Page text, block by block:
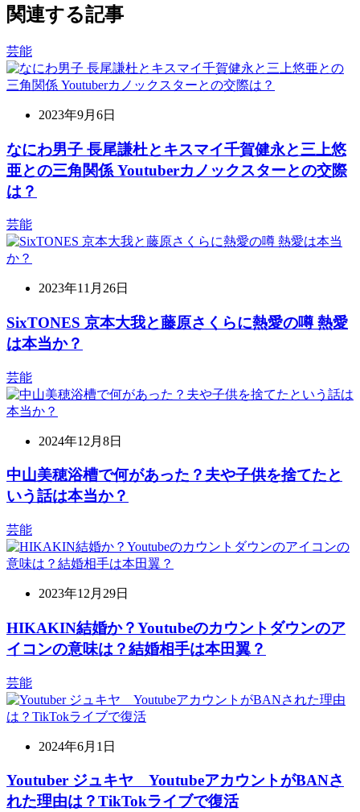
関連する記事
芸能
2023年9月6日
なにわ男子 長尾謙杜とキスマイ千賀健永と三上悠
亜との三角関係 Youtuberカノックスターとの交際
は？
芸能
2023年11月26日
SixTONES 京本大我と藤原さくらに熱愛の噂 熱愛
は本当か？
芸能
2024年12月8日
中山美穂浴槽で何があった？夫や子供を捨てたと
いう話は本当か？
芸能
2023年12月29日
HIKAKIN結婚か？Youtubeのカウントダウンのア
イコンの意味は？結婚相手は本田翼？
芸能
2024年6月1日
Youtuber ジュキヤ YoutubeアカウントがBANさ
れた理由は？TikTokライブで復活